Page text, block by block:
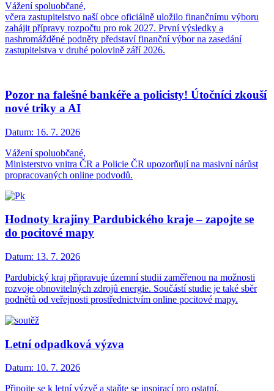
Vážení spoluobčané,
včera zastupitelstvo naší obce oficiálně uložilo finančnímu výboru
zahájit přípravy rozpočtu pro rok 2027. První výsledky a
nashromážděné podněty představí finanční výbor na zasedání
zastupitelstva v druhé polovině září 2026.
Pozor na falešné bankéře a policisty! Útočníci zkouší
nové triky a AI
Datum: 16. 7. 2026
Vážení spoluobčané,
Ministerstvo vnitra ČR a Policie ČR upozorňují na masivní nárůst
propracovaných online podvodů.
Hodnoty krajiny Pardubického kraje – zapojte se
do pocitové mapy
Datum: 13. 7. 2026
Pardubický kraj připravuje územní studii zaměřenou na možnosti
rozvoje obnovitelných zdrojů energie. Součástí studie je také sběr
podnětů od veřejnosti prostřednictvím online pocitové mapy.
Letní odpadková výzva
Datum: 10. 7. 2026
Připojte se k letní výzvě a staňte se inspirací pro ostatní.